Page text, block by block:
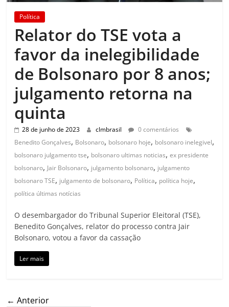
Política
Relator do TSE vota a
favor da inelegibilidade
de Bolsonaro por 8 anos;
julgamento retorna na
quinta
28 de junho de 2023 clmbrasil
0 comentários
Benedito Gonçalves, Bolsonaro, bolsonaro hoje, bolsonaro inelegivel,
bolsonaro julgamento tse, bolsonaro ultimas noticias,ex presidente
bolsonaro, Jair Bolsonaro, julgamento bolsonaro, julgamento
bolsonaro TSE, julgamento de bolsonaro, Política, política hoje,
política últimas notícias
O desembargador do Tribunal Superior Eleitoral (TSE),
Benedito Gonçalves, relator do processo contra Jair
Bolsonaro, votou a favor da cassação
Ler mais
← Anterior